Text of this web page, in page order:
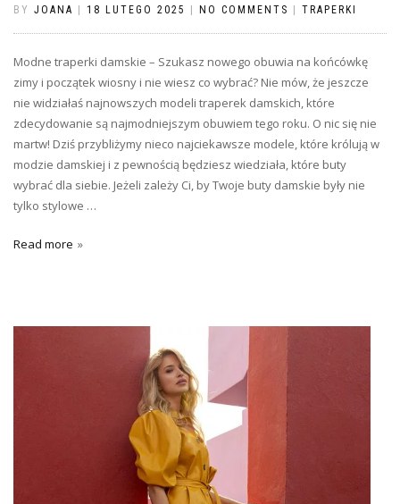
BY JOANA 18 LUTEGO 2025 NO COMMENTS TRAPERKI
Modne traperki damskie – Szukasz nowego obuwia na końcówkę
zimy i początek wiosny i nie wiesz co wybrać? Nie mów, że jeszcze
nie widziałaś najnowszych modeli traperek damskich, które
zdecydowanie są najmodniejszym obuwiem tego roku. O nic się nie
martw! Dziś przybliżymy nieco najciekawsze modele, które królują w
modzie damskiej i z pewnością będziesz wiedziała, które buty
wybrać dla siebie. Jeżeli zależy Ci, by Twoje buty damskie były nie
tylko stylowe …
Read more